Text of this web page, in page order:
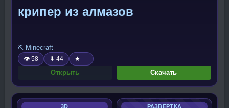
крипер из алмазов
⛏️ Minecraft
👁 58 ⬇ 44 ★ —
Открыть Скачать
3D РАЗВЕРТКА